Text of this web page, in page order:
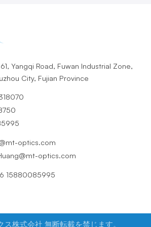
Yangqi Road, Fuwan Industrial Zone,
City, Fujian Province
optics.com
optics.com
15880085995
株式会社 無断転載を禁じます。